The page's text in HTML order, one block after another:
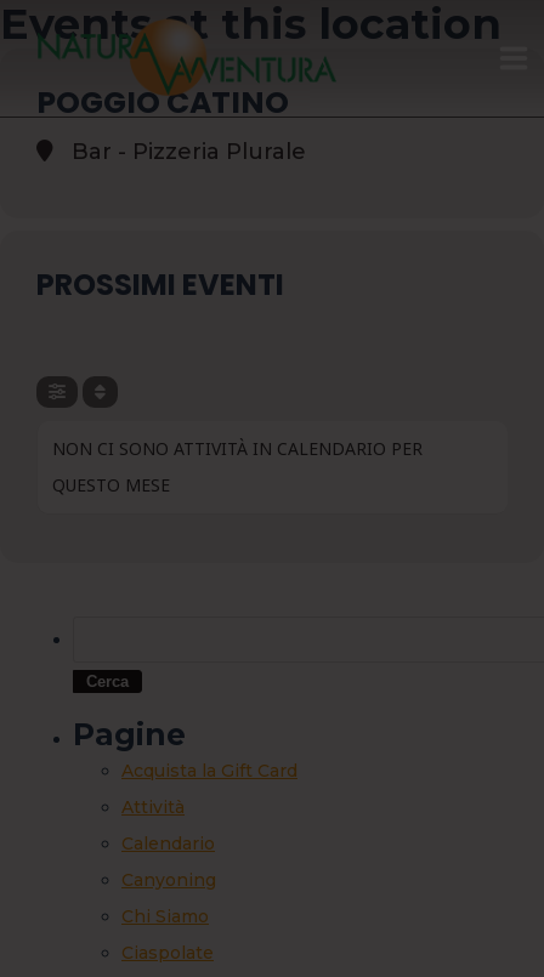
HOME
CALENDARIO
ATTIVITÀ
CONTATTI
Events at this location
POGGIO CATINO
Bar - Pizzeria Plurale
PROSSIMI EVENTI
NON CI SONO ATTIVITÀ IN CALENDARIO PER
QUESTO MESE
Pagine
Acquista la Gift Card
Attività
Calendario
Canyoning
Chi Siamo
Ciaspolate